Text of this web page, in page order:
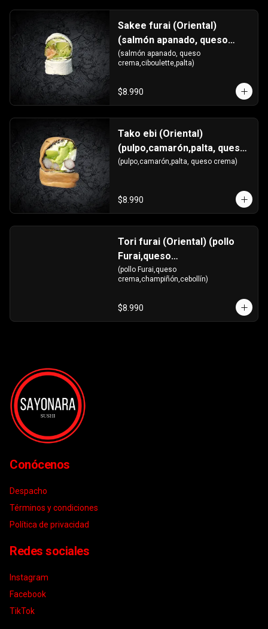
Sakee furai (Oriental)
(salmón apanado, queso
crema,ciboulette,palta)
(salmón apanado, queso
crema,ciboulette,palta)
$8.990
Tako ebi (Oriental)
(pulpo,camarón,palta, queso
crema)
(pulpo,camarón,palta, queso crema)
$8.990
Tori furai (Oriental) (pollo
Furai,queso
crema,champiñón,cebollín)
(pollo Furai,queso
crema,champiñón,cebollín)
$8.990
Conócenos
Despacho
Términos y condiciones
Política de privacidad
Redes sociales
Instagram
Facebook
TikTok